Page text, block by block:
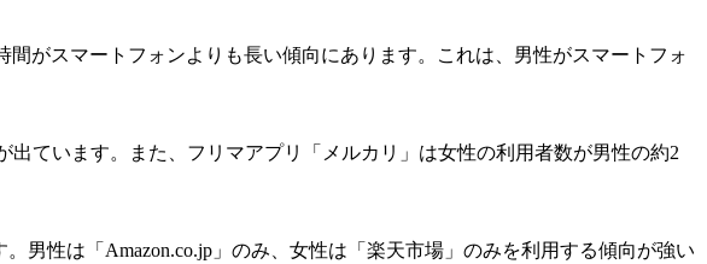
がスマートフォンよりも長い傾向にあります。これは、男性がスマートフォ
ています。また、フリマアプリ「メルカリ」は女性の利用者数が男性の約2
男性は「Amazon.co.jp」のみ、女性は「楽天市場」のみを利用する傾向が強い